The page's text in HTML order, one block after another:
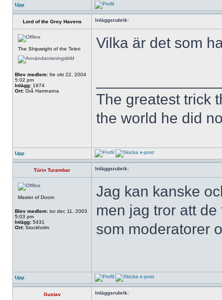
Upp
Lord of the Grey Havens Inläggsrubrik:
The Shipwright of the Teleri
Blev medlem: fre okt 22, 2004
5:02 pm
Inlägg: 1874
Ort: Grå Hamnarna
Vilka är det som
The greatest trick
the world he did
Upp
Túrin Turambar Inläggsrubrik:
Master of Doom
Blev medlem: tor dec 11, 2003
5:03 pm
Inlägg: 5431
Ort: Stockholm
Jag kan kanske
men jag tror att
som moderatorer
Upp
Gustav Inläggsrubrik: